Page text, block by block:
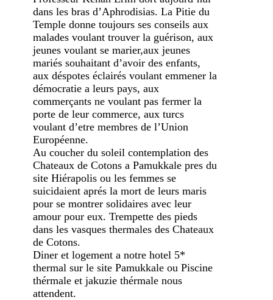
dans les bras d’Aphrodisias. La Pitie du
Temple donne toujours ses conseils aux
malades voulant trouver la guérison, aux
jeunes voulant se marier,aux jeunes
mariés souhaitant d’avoir des enfants,
aux déspotes éclairés voulant emmener la
démocratie a leurs pays, aux
commerçants ne voulant pas fermer la
porte de leur commerce, aux turcs
voulant d’etre membres de l’Union
Européenne.
Au coucher du soleil contemplation des
Chateaux de Cotons a Pamukkale pres du
site Hiérapolis ou les femmes se
suicidaient aprés la mort de leurs maris
pour se montrer solidaires avec leur
amour pour eux. Trempette des pieds
dans les vasques thermales des Chateaux
de Cotons.
Diner et logement a notre hotel 5*
thermal sur le site Pamukkale ou Piscine
thérmale et jakuzie thérmale nous
attendent.